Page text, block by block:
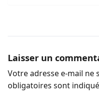
Laisser un
Votre adresse e-mail ne
obligatoires sont